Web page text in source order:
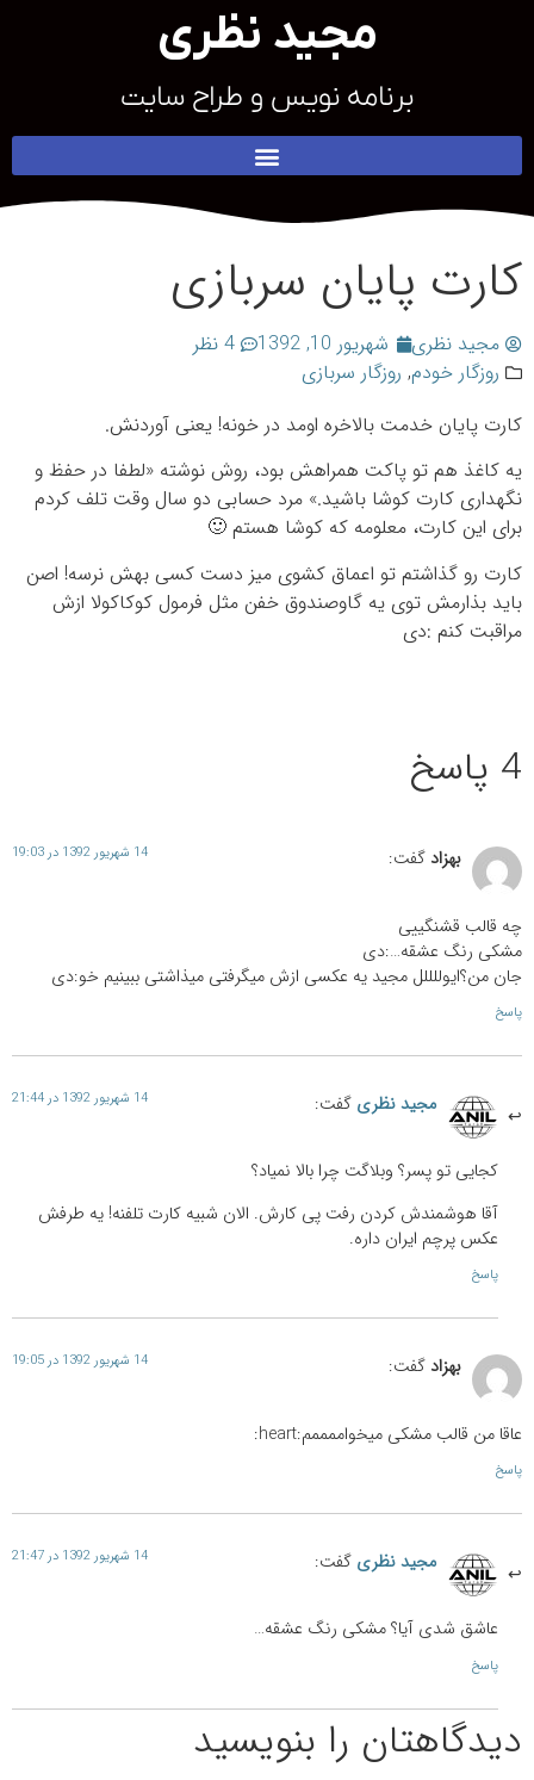
مجید نظری
برنامه نویس و طراح سایت
کارت پایان سربازی
مجید نظری شهریور 10, 1392
4 نظر
روزگار خودم, روزگار سربازی
کارت پایان خدمت بالاخره اومد در خونه! یعنی آوردنش.
یه کاغذ هم تو پاکت همراهش بود، روش نوشته «لطفا در حفظ و
نگهداری کارت کوشا باشید.» مرد حسابی دو سال وقت تلف کردم
برای این کارت، معلومه که کوشا هستم 🙂
کارت رو گذاشتم تو اعماق کشوی میز دست کسی بهش نرسه! اصن
باید بذارمش توی یه گاوصندوق خفن مثل فرمول کوکاکولا ازش
مراقبت کنم :دی
4 پاسخ
بهزاد گفت: 14 شهریور 1392 در 19:03
چه قالب قشنگییی
مشکی رنگ عشقه…:دی
جان من؟ایوللللل مجید یه عکسی ازش میگرفتی میذاشتی ببینیم خو:دی
پاسخ
مجید نظری گفت: 14 شهریور 1392 در 21:44
کجایی تو پسر؟ وبلاگت چرا بالا نمیاد؟
آقا هوشمندش کردن رفت پی کارش. الان شبیه کارت تلفنه! یه طرفش
عکس پرچم ایران داره.
پاسخ
بهزاد گفت: 14 شهریور 1392 در 19:05
عاقا من قالب مشکی میخواممممم:heart:
پاسخ
مجید نظری گفت: 14 شهریور 1392 در 21:47
عاشق شدی آیا؟ مشکی رنگ عشقه…
پاسخ
دیدگاهتان را بنویسید